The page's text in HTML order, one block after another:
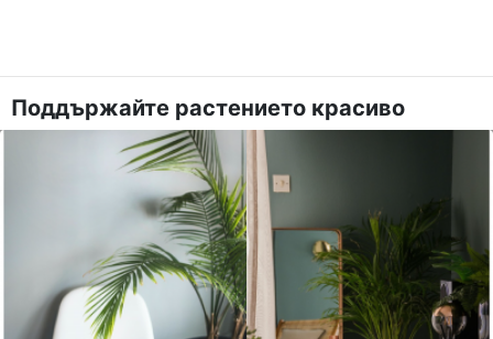
Поддържайте растението красиво